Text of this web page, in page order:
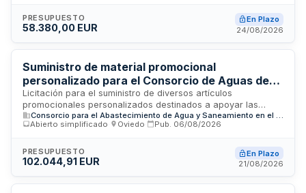
parte de un sistema de incentivos para la separación en
origen que busca concienciar a los ciudadanos, facilitando
recogida en los municipios adheridos, en cumplimiento de los
objetivos ecológicos establecidos por la normativa
PRESUPUESTO
58.380,00 EUR
En Plazo
24/08/2026
Suministro de material promocional
personalizado para el Consorcio de Aguas de
Asturias
Licitación para el suministro de diversos artículos
promocionales personalizados destinados a apoyar las
acciones divulgativas y de educación ambiental del
Consorcio de Aguas de Asturias. El material incluye
otros productos, que serán utilizados en ferias, eventos y
actos como la Feria Internacional de Muestras de Gijón y
Consorcio para el Abastecimiento de Agua y Saneamiento en el Principado de Asturias
Abierto simplificado
Oviedo Pub. 06/08/2026
PRESUPUESTO
102.044,91 EUR
En Plazo
21/08/2026